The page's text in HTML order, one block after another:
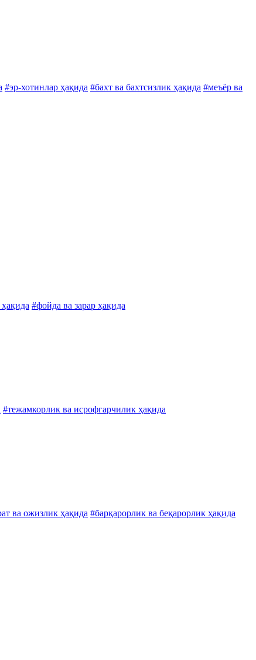
#эр-хотинлар ҳақида #бахт ва бахтсизлик ҳақида #меъёр ва
#фойда ва зарар ҳақида
#тежамкорлик ва исрофгарчилик ҳақида
ва ожизлик ҳақида #барқарорлик ва беқарорлик ҳақида